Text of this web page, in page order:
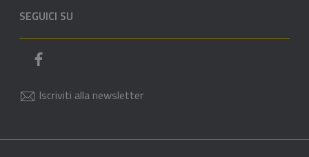
SEGUICI SU
Iscriviti alla newsletter
Sezione Link di servizio
Sezione Link Utili